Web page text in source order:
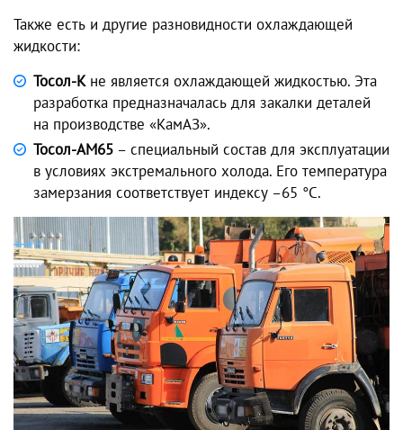
Также есть и другие разновидности охлаждающей
жидкости:
Тосол-Кне является охлаждающей жидкостью. Эта
разработка предназначалась для закалки деталей
на производстве «КамАЗ».
Тосол-АМ65 – специальный состав для эксплуатации
в условиях экстремального холода. Его температура
замерзания соответствует индексу –65 °C.